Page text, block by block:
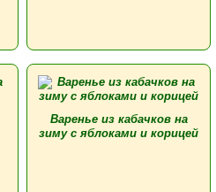
Варенье из кабачков на
зиму с яблоками и корицей